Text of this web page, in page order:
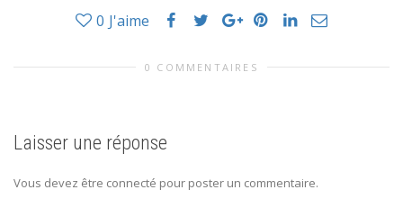
0 J'aime
0 COMMENTAIRES
Laisser une réponse
Vous devez être connecté pour poster un commentaire.